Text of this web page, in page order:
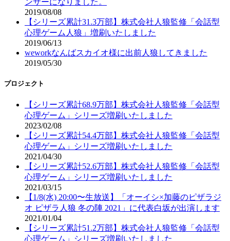
2019/08/08
【シリーズ累計31.3万部】株式会社人狼監修「会話型
心理ゲーム人狼」増刷いたしました
2019/06/13
weworkなんばスカイオ様に出前人狼してきました
2019/05/30
プロジェクト
【シリーズ累計68.9万部】株式会社人狼監修「会話型
心理ゲーム」シリーズ増刷いたしました
2023/02/08
【シリーズ累計54.4万部】株式会社人狼監修「会話型
心理ゲーム」シリーズ増刷いたしました
2021/04/30
【シリーズ累計52.6万部】株式会社人狼監修「会話型
心理ゲーム」シリーズ増刷いたしました
2021/03/15
【1/8(水) 20:00〜生放送】「オーイシ×加藤のピザラジ
オ ピザラ人狼 冬の陣 2021」に代表白坂が出演します
2021/01/04
【シリーズ累計51.2万部】株式会社人狼監修「会話型
心理ゲーム」シリーズ増刷いたしました